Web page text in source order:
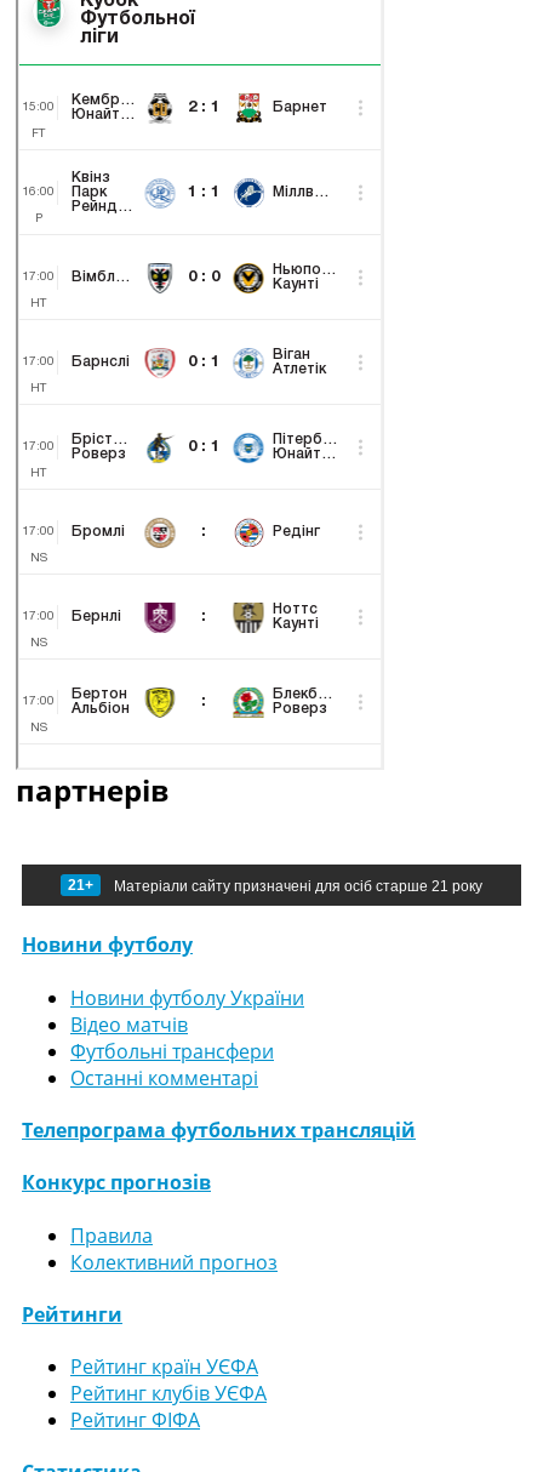
партнерів
21+ Матеріали сайту призначені для осіб старше 21 року
Новини футболу
Новини футболу України
Відео матчів
Футбольні трансфери
Останні комментарі
Телепрограма футбольних трансляцій
Конкурс прогнозів
Правила
Колективний прогноз
Рейтинги
Рейтинг країн УЄФА
Рейтинг клубів УЄФА
Рейтинг ФІФА